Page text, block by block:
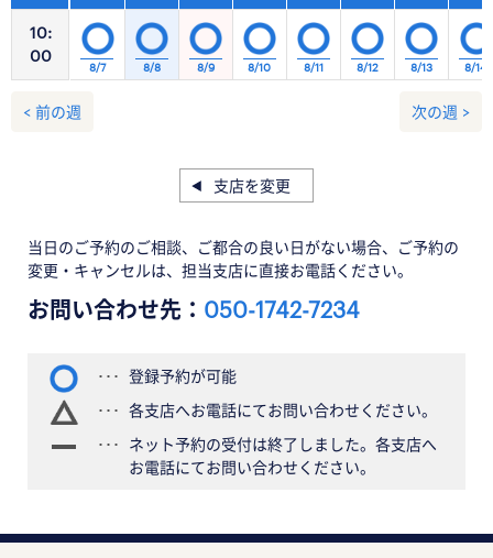
10:
00
8/7 8/8 8/9 8/10 8/11 8/12 8/13 8/14
< 前の週 次の週 >
支店を変更
当日のご予約のご相談、ご都合の良い日がない場合、ご予約の
変更・キャンセルは、担当支店に直接お電話ください。
お問い合わせ先： 050-1742-7234
登録予約が可能
各支店へお電話にてお問い合わせください。
ネット予約の受付は終了しました。各支店へ
お電話にてお問い合わせください。